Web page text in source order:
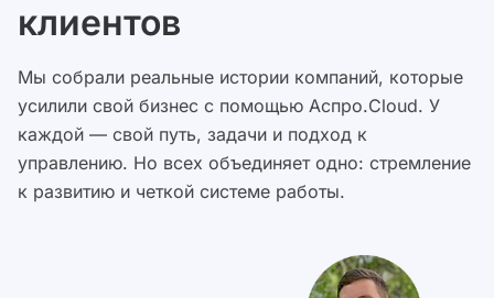
клиентов
Мы собрали реальные истории компаний, которые
усилили свой бизнес с помощью Аспро.Cloud. У
каждой — свой путь, задачи и подход к
управлению. Но всех объединяет одно: стремление
к развитию и четкой системе работы.